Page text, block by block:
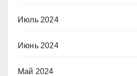
Июль 2024
Июнь 2024
Май 2024